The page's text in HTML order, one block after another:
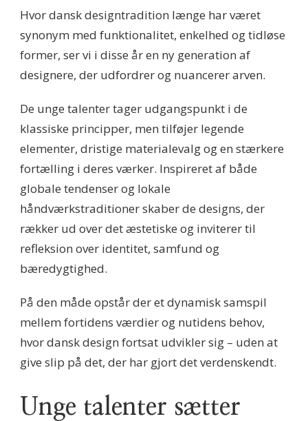
Hvor dansk designtradition længe har været
synonym med funktionalitet, enkelhed og tidløse
former, ser vi i disse år en ny generation af
designere, der udfordrer og nuancerer arven.
De unge talenter tager udgangspunkt i de
klassiske principper, men tilføjer legende
elementer, dristige materialevalg og en stærkere
fortælling i deres værker. Inspireret af både
globale tendenser og lokale
håndværkstraditioner skaber de designs, der
rækker ud over det æstetiske og inviterer til
refleksion over identitet, samfund og
bæredygtighed.
På den måde opstår der et dynamisk samspil
mellem fortidens værdier og nutidens behov,
hvor dansk design fortsat udvikler sig – uden at
give slip på det, der har gjort det verdenskendt.
Unge talenter sætter